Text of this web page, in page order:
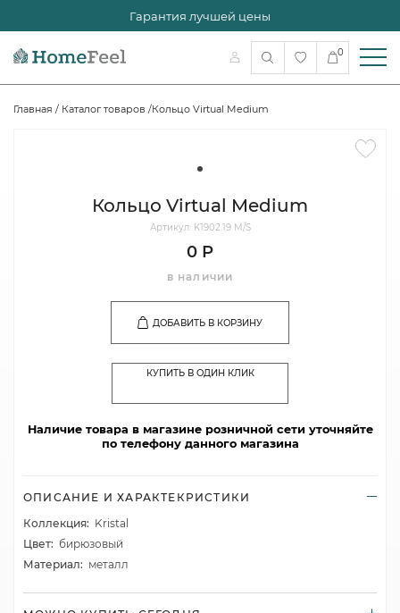
Гарантия лучшей цены
0
Главная / Каталог товаров /Кольцо Virtual Medium
Кольцо Virtual Medium
Артикул: K1902.19 M/S
0 Р
в наличии
ДОБАВИТЬ В КОРЗИНУ
КУПИТЬ В ОДИН КЛИК
Наличие товара в магазине розничной сети уточняйте
по телефону данного магазина
ОПИСАНИЕ И ХАРАКТЕКРИСТИКИ
Коллекция: Kristal
Цвет: бирюзовый
Материал: металл